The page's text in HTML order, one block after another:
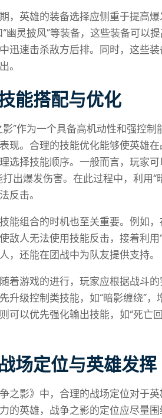
，英雄的装备选择应侧重于提高
“幽灵披风”等装备，这些装备可以
迅速击杀敌方后排。同时，这些
。
能搭配与优化
影”作为一个具备高机动性和强控
现。合理的技能优化能够使英雄
选择技能顺序。一般而言，玩家
打出爆发伤害。在此过程中，利用
反击。
能组合的时机也至关重要。例如
敌人无法使用技能反击，接着利
，还能在团战中为队友提供支持。
着游戏的进行，玩家应根据战斗
升级控制类技能，如“暗影缠绕”
可以优先强化输出技能，如“死亡
场定位与英雄发挥
之影》中，合理的战场定位对于
的英雄，战争之影的定位应尽量